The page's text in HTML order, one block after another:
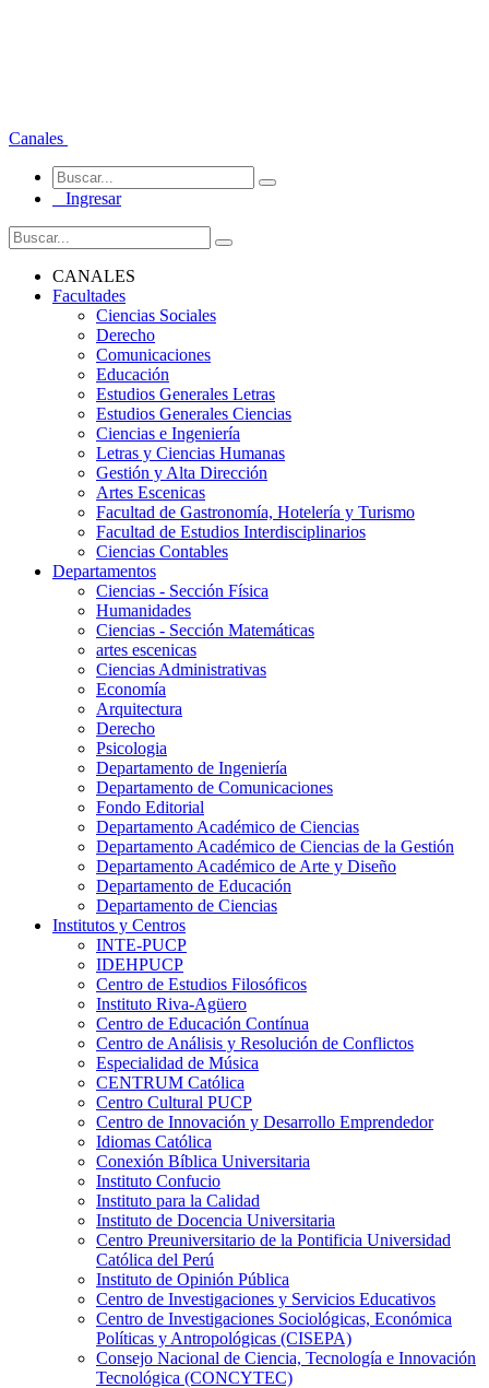
Canales
Ingresar
CANALES
Facultades
Ciencias Sociales
Derecho
Comunicaciones
Educación
Estudios Generales Letras
Estudios Generales Ciencias
Ciencias e Ingeniería
Letras y Ciencias Humanas
Gestión y Alta Dirección
Artes Escenicas
Facultad de Gastronomía, Hotelería y Turismo
Facultad de Estudios Interdisciplinarios
Ciencias Contables
Departamentos
Ciencias - Sección Física
Humanidades
Ciencias - Sección Matemáticas
artes escenicas
Ciencias Administrativas
Economía
Arquitectura
Derecho
Psicologia
Departamento de Ingeniería
Departamento de Comunicaciones
Fondo Editorial
Departamento Académico de Ciencias
Departamento Académico de Ciencias de la Gestión
Departamento Académico de Arte y Diseño
Departamento de Educación
Departamento de Ciencias
Institutos y Centros
INTE-PUCP
IDEHPUCP
Centro de Estudios Filosóficos
Instituto Riva-Agüero
Centro de Educación Contínua
Centro de Análisis y Resolución de Conflictos
Especialidad de Música
CENTRUM Católica
Centro Cultural PUCP
Centro de Innovación y Desarrollo Emprendedor
Idiomas Católica
Conexión Bíblica Universitaria
Instituto Confucio
Instituto para la Calidad
Instituto de Docencia Universitaria
Centro Preuniversitario de la Pontificia Universidad
Católica del Perú
Instituto de Opinión Pública
Centro de Investigaciones y Servicios Educativos
Centro de Investigaciones Sociológicas, Económica
Políticas y Antropológicas (CISEPA)
Consejo Nacional de Ciencia, Tecnología e Innovación
Tecnológica (CONCYTEC)